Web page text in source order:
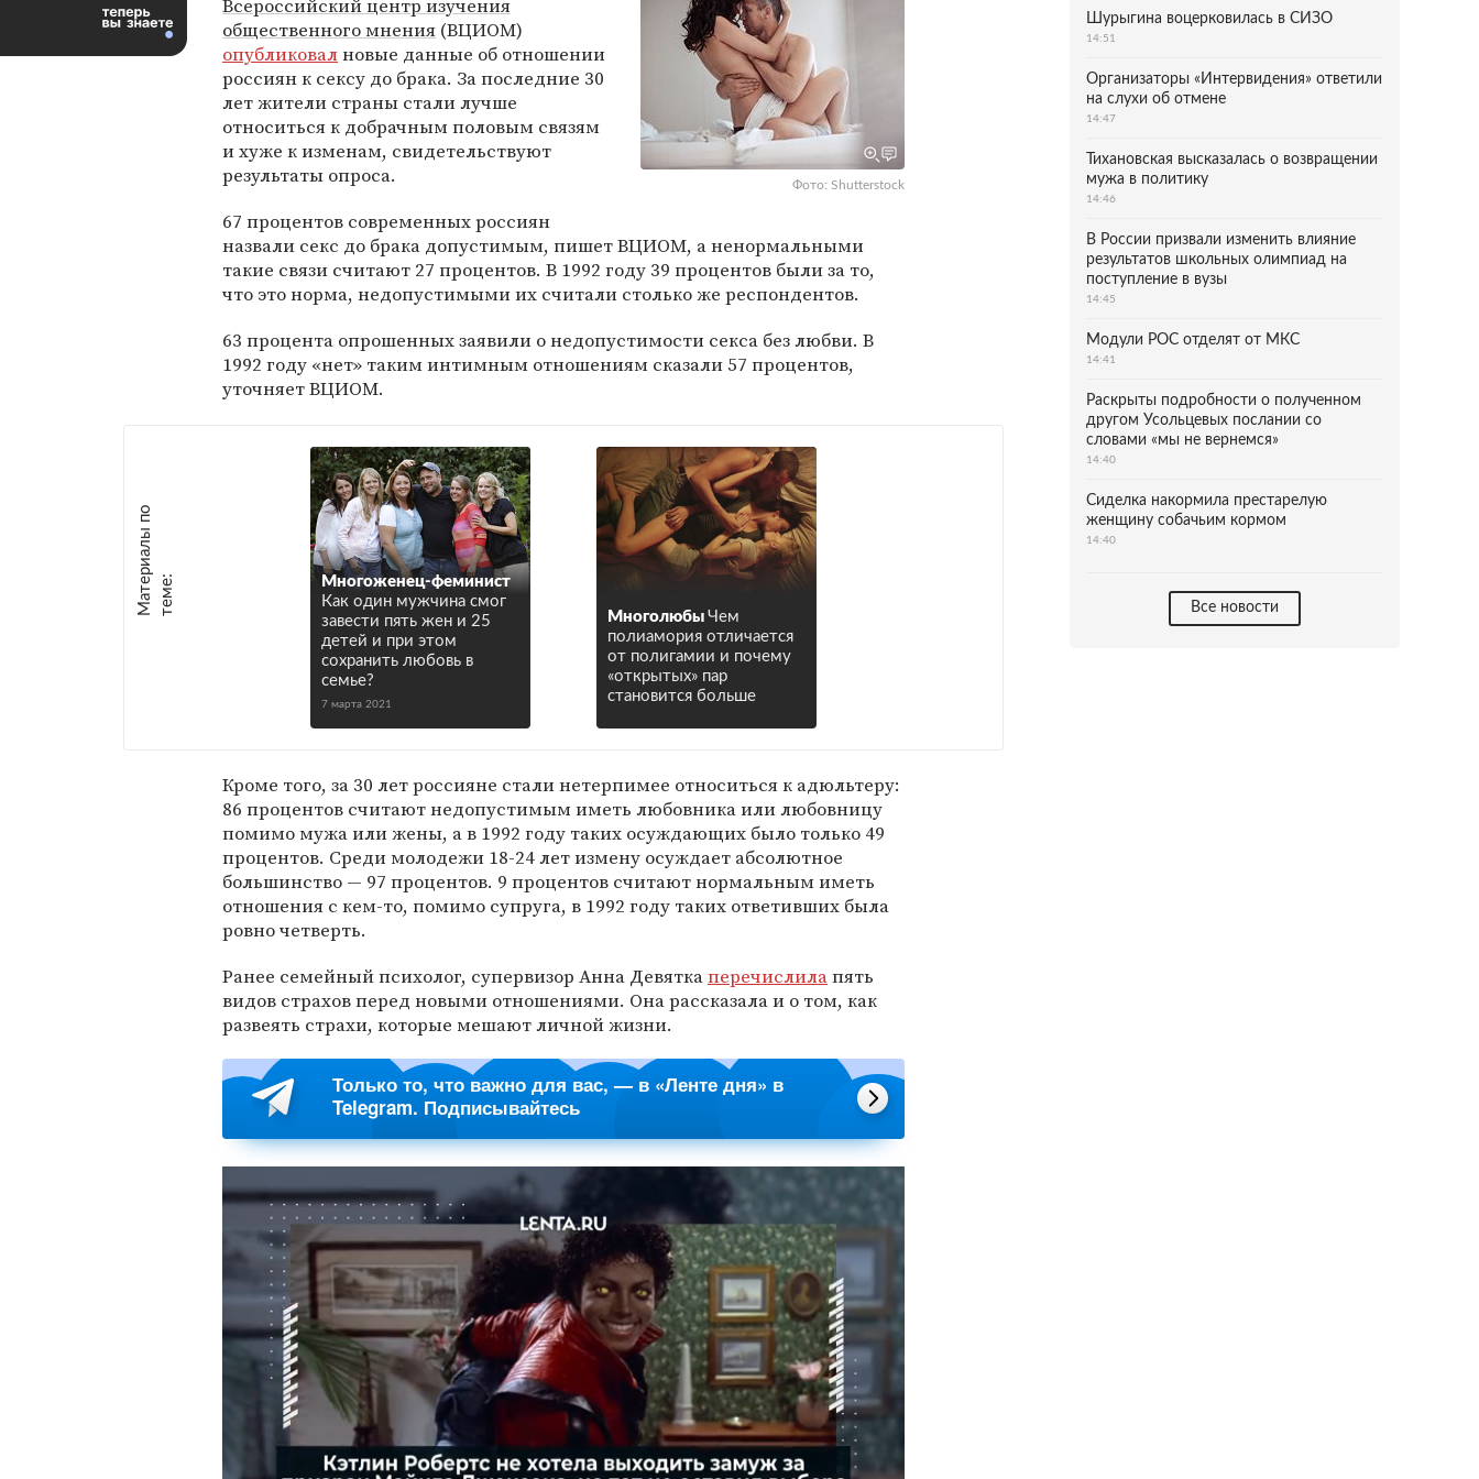
Фото: Shutterstock
Всероссийский центр изучения
общественного мнения (ВЦИОМ)
опубликовалновые данные об отношении
россиян к сексу до брака. За последние 30
лет жители страны стали лучше
относиться к добрачным половым связям
и хуже к изменам, свидетельствуют
результаты опроса.
67 процентов современных россиян
назвали секс до брака допустимым, пишет ВЦИОМ, а ненормальными
такие связи считают 27 процентов. В 1992 году 39 процентов были за то,
что это норма, недопустимыми их считали столько же респондентов.
63 процента опрошенных заявили о недопустимости секса без любви. В
1992 году «нет» таким интимным отношениям сказали 57 процентов,
уточняет ВЦИОМ.
М
а
т е
р
и
а
л
ы
п
о
т
е
м
е :
Многоженец-феминист
Как один мужчина смог
завести пять жен и 25
детей и при этом
сохранить любовь в
семье?
7 марта 2021
Многолюбы Чем
полиамория отличается
от полигамии и почему
«открытых» пар
становится больше
Кроме того, за 30 лет россияне стали нетерпимее относиться к адюльтеру:
86 процентов считают недопустимым иметь любовника или любовницу
помимо мужа или жены, а в 1992 году таких осуждающих было только 49
процентов. Среди молодежи 18-24 лет измену осуждает абсолютное
большинство — 97 процентов. 9 процентов считают нормальным иметь
отношения с кем-то, помимо супруга, в 1992 году таких ответивших была
ровно четверть.
Ранее семейный психолог, супервизор Анна Девяткаперечислилапять
видов страхов перед новыми отношениями. Она рассказала и о том, как
развеять страхи, которые мешают личной жизни.
Только то, что важно для вас, — в «Ленте дня» в
Telegram. Подписывайтесь
Шурыгина воцерковилась в СИЗО
14:51
Организаторы «Интервидения» ответили
на слухи об отмене
14:47
Тихановская высказалась о возвращении
мужа в политику
14:46
В России призвали изменить влияние
результатов школьных олимпиад на
поступление в вузы
14:45
Модули РОС отделят от МКС
14:41
Раскрыты подробности о полученном
другом Усольцевых послании со
словами «мы не вернемся»
14:40
Сиделка накормила престарелую
женщину собачьим кормом
14:40
Все новости